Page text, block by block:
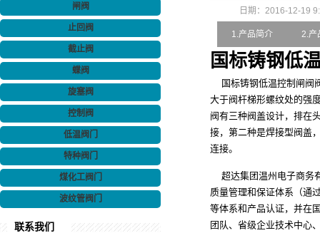
日期：2016-12-19
1.产品简介 2.产
国标铸钢低
国标铸钢低温控制闸阀
大于阀杆梯形螺纹处的强
阀有三种阀盖设计，排在
接，第二种是焊接型阀盖
连接。
超达集团温州电子商务
质量管理和保证体系（通
等体系和产品认证，并在
团队、省级企业技术中心
闸阀
止回阀
截止阀
蝶阀
旋塞阀
控制阀
低温阀门
特种阀门
煤化工阀门
波纹管阀门
联系我们